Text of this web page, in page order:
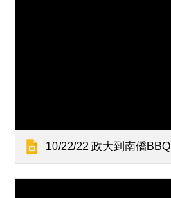
10/22/22 政大到南僑BBQ